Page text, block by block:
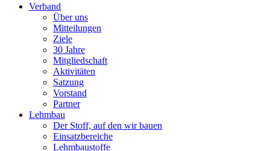
Verband
Über uns
Mitteilungen
Ziele
30 Jahre
Mitgliedschaft
Aktivitäten
Satzung
Vorstand
Partner
Lehmbau
Der Stoff, auf den wir bauen
Einsatzbereiche
Lehmbaustoffe